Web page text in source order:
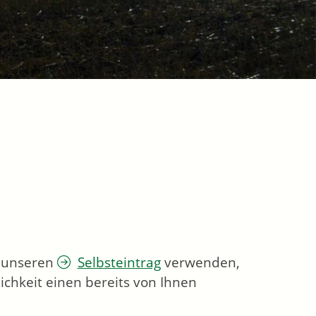
Selbsteintragverwenden,
einen bereits von Ihnen